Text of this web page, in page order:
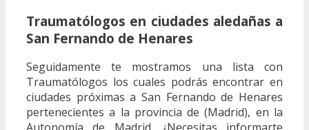
Traumatólogos en ciudades aledañas a
San Fernando de Henares
Seguidamente te mostramos una lista con
Traumatólogos los cuales podrás encontrar en
ciudades próximas a San Fernando de Henares
pertenecientes a la provincia de (Madrid), en la